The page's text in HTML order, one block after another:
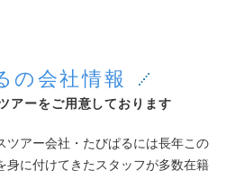
アーをご用意しております
の会社情報
ツアー会社・たびぱるには長年この
身に付けてきたスタッフが多数在籍